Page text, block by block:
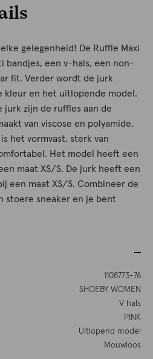
gelegenheid! De Ruffle Maxi
bandjes, een v-hals, een non-
fit. Verder wordt de jurk
kleur en het uitlopende model.
jurk zijn de ruffles aan de
van viscose en polyamide.
het vormvast, sterk van
Het model heeft een
maat XS/S. De jurk heeft een
een maat XS/S. Combineer de
stoere sneaker en je bent
1108773-76
SHOEBY WOMEN
V hals
PINK
Uitlopend model
Mouwloos